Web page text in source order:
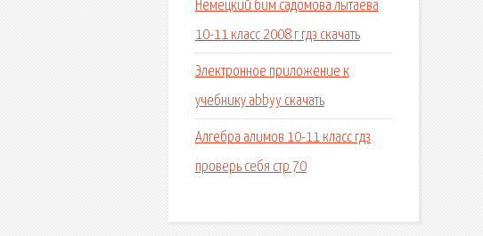
Немецкий бим садомова лытаева
10-11 класс 2008 г гдз скачать
Электронное приложение к
учебнику abbyy скачать
Алгебра алимов 10-11 класс гдз
проверь себя стр 70